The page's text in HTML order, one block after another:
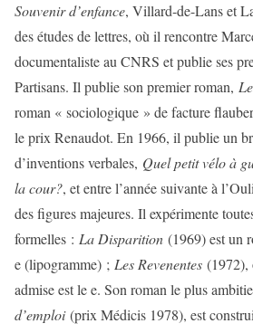
Souvenir d’enfance, Villard-de-Lans et
des études de lettres, où il rencontre
documentaliste au CNRS et publie ses
Partisans. Il publie son premier roman,
roman « sociologique » de facture
le prix Renaudot. En 1966, il publie un
d’inventions verbales, Quel petit vélo à
la cour?, et entre l’année suivante à
des figures majeures. Il expérimente
formelles : La Disparition (1969) est un
e (lipogramme) ; Les Revenentes (1972),
admise est le e. Son roman le plus
d’emploi(prix Médicis 1978), est